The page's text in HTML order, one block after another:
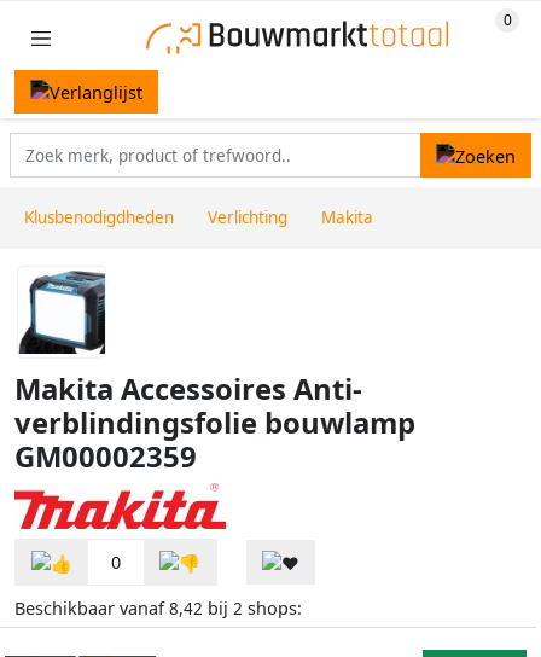
Klusbenodigdheden Verlichting Makita
Makita Accessoires Anti-
verblindingsfolie bouwlamp
GM00002359
0
Beschikbaar vanaf8,42 bij 2 shops: